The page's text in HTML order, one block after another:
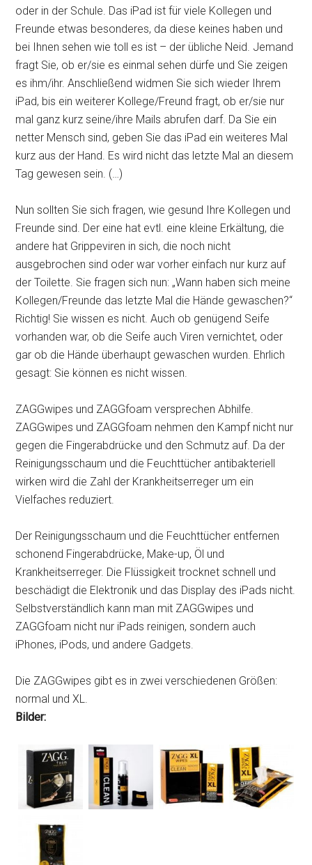
oder in der Schule. Das iPad ist für viele Kollegen und
Freunde etwas besonderes, da diese keines haben und
bei Ihnen sehen wie toll es ist – der übliche Neid. Jemand
fragt Sie, ob er/sie es einmal sehen dürfe und Sie zeigen
es ihm/ihr. Anschließend widmen Sie sich wieder Ihrem
iPad, bis ein weiterer Kollege/Freund fragt, ob er/sie nur
mal ganz kurz seine/ihre Mails abrufen darf. Da Sie ein
netter Mensch sind, geben Sie das iPad ein weiteres Mal
kurz aus der Hand. Es wird nicht das letzte Mal an diesem
Tag gewesen sein. (…)
Nun sollten Sie sich fragen, wie gesund Ihre Kollegen und
Freunde sind. Der eine hat evtl. eine kleine Erkältung, die
andere hat Grippeviren in sich, die noch nicht
ausgebrochen sind oder war vorher einfach nur kurz auf
der Toilette. Sie fragen sich nun: „Wann haben sich meine
Kollegen/Freunde das letzte Mal die Hände gewaschen?“
Richtig! Sie wissen es nicht. Auch ob genügend Seife
vorhanden war, ob die Seife auch Viren vernichtet, oder
gar ob die Hände überhaupt gewaschen wurden. Ehrlich
gesagt: Sie können es nicht wissen.
ZAGGwipes und ZAGGfoam versprechen Abhilfe.
ZAGGwipes und ZAGGfoam nehmen den Kampf nicht nur
gegen die Fingerabdrücke und den Schmutz auf. Da der
Reinigungsschaum und die Feuchttücher antibakteriell
wirken wird die Zahl der Krankheitserreger um ein
Vielfaches reduziert.
Der Reinigungsschaum und die Feuchttücher entfernen
schonend Fingerabdrücke, Make-up, Öl und
Krankheitserreger. Die Flüssigkeit trocknet schnell und
beschädigt die Elektronik und das Display des iPads nicht.
Selbstverständlich kann man mit ZAGGwipes und
ZAGGfoam nicht nur iPads reinigen, sondern auch
iPhones, iPods, und andere Gadgets.
Die ZAGGwipes gibt es in zwei verschiedenen Größen:
normal und XL.
Bilder: